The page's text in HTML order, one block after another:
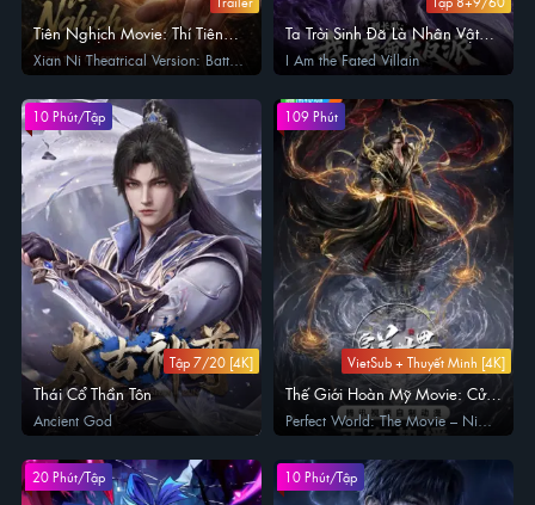
Tiên Nghịch Movie: Thí Tiên
Chi Chiến
Xian Ni Theatrical Version: Battle
of Immortal Slaying
Ta Trời Sinh Đã Là Nhân Vật
Phản Diện
I Am the Fated Villain
10 Phút/Tập
Tập 7/20 [4K]
Thái Cổ Thần Tôn
Ancient God
109 Phút
VietSub + Thuyết Minh [4K]
Thế Giới Hoàn Mỹ Movie: Cửu
Kiếp Phần Thiên
Perfect World: The Movie – Nine
Tribulations Burning the Heavens
20 Phút/Tập 10 Phút/Tập